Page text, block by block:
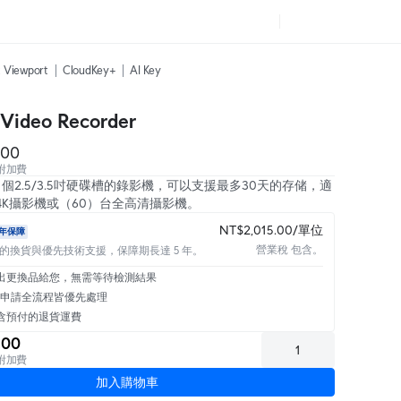
Viewport CloudKey+ AI Key
Recorder
加費
2.5/3.5吋硬碟槽的錄影機，可以支援最多30天的存储，適
攝影機或（60）台全高清攝影機。
保障
換貨與優先技術支援，保障期長達 5 年。
NT$2,015.00/單位
營業稅 包含。
更換品給您，無需等待檢測結果
請全流程皆優先處理
預付的退貨運費
加費
加入購物車